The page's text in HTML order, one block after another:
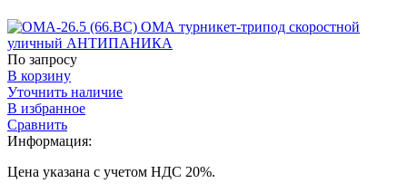
По запросу
В корзину
Уточнить наличие
В избранное
Сравнить
Информация:
Цена указана с учетом НДС 20%.